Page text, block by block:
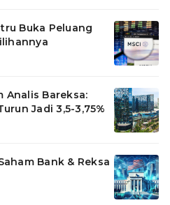
Buka Peluang
Analis Bareksa:
Jadi 3,5-3,75%
Bank & Reksa